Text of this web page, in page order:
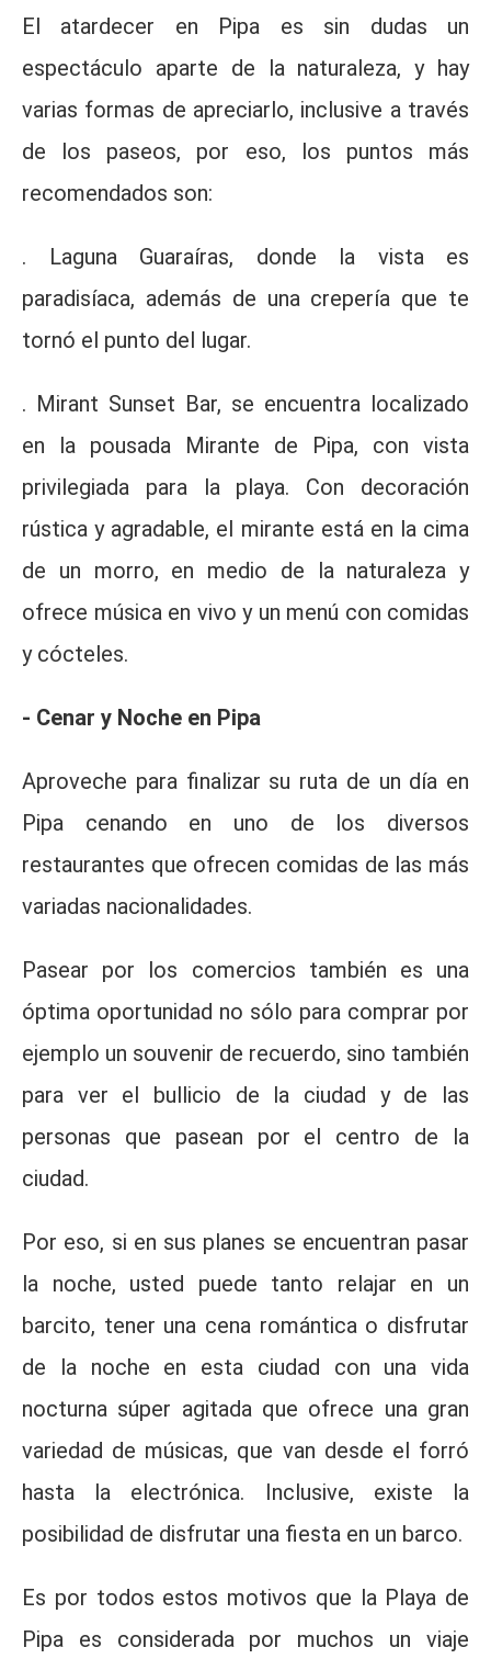
El atardecer en Pipa es sin dudas un
espectáculo aparte de la naturaleza, y hay
varias formas de apreciarlo, inclusive a través
de los paseos, por eso, los puntos más
recomendados son:
. Laguna Guaraíras, donde la vista es
paradisíaca, además de una crepería que te
tornó el punto del lugar.
. Mirant Sunset Bar, se encuentra localizado
en la pousada Mirante de Pipa, con vista
privilegiada para la playa. Con decoración
rústica y agradable, el mirante está en la cima
de un morro, en medio de la naturaleza y
ofrece música en vivo y un menú con comidas
y cócteles.
- Cenar y Noche en Pipa
Aproveche para finalizar su ruta de un día en
Pipa cenando en uno de los diversos
restaurantes que ofrecen comidas de las más
variadas nacionalidades.
Pasear por los comercios también es una
óptima oportunidad no sólo para comprar por
ejemplo un souvenir de recuerdo, sino también
para ver el bullicio de la ciudad y de las
personas que pasean por el centro de la
ciudad.
Por eso, si en sus planes se encuentran pasar
la noche, usted puede tanto relajar en un
barcito, tener una cena romántica o disfrutar
de la noche en esta ciudad con una vida
nocturna súper agitada que ofrece una gran
variedad de músicas, que van desde el forró
hasta la electrónica. Inclusive, existe la
posibilidad de disfrutar una fiesta en un barco.
Es por todos estos motivos que la Playa de
Pipa es considerada por muchos un viaje